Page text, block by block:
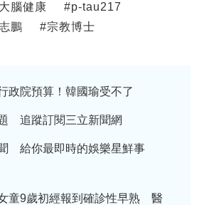
大腦健康 #p-tau217
鵬 #宗教博士
政院預算！韓國瑜受不了
追蹤訂閱三立新聞網
給你最即時的娛樂星鮮事
童9歲初經報到確診性早熟 醫